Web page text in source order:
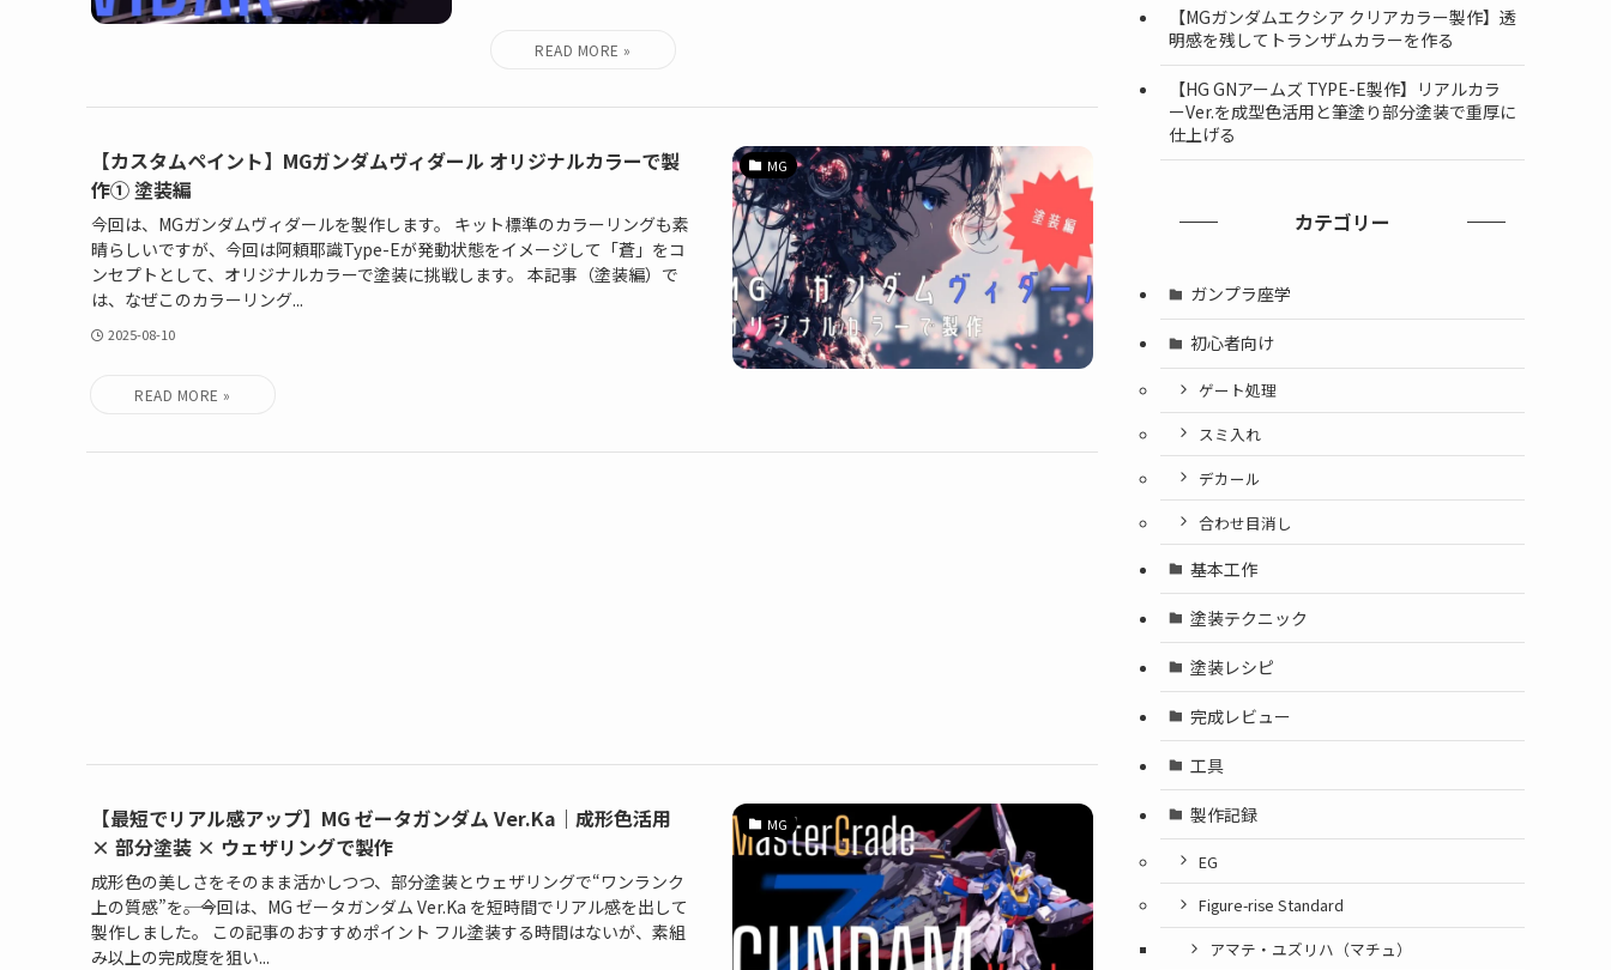
MG
【カスタムペイント】MGガンダムヴィダール オリジナルカラーで製
作① 塗装編
今回は、MGガンダムヴィダールを製作します。 キット標準のカラーリングも素
晴らしいですが、今回は阿頼耶識Type-Eが発動状態をイメージして「蒼」をコ
ンセプトとして、オリジナルカラーで塗装に挑戦します。 本記事（塗装編）で
は、なぜこのカラーリング...
2025-08-10
MG
【最短でリアル感アップ】MG ゼータガンダム Ver.Ka｜成形色活用
× 部分塗装 × ウェザリングで製作
成形色の美しさをそのまま活かしつつ、部分塗装とウェザリングで“ワンランク
上の質感”を――。今回は、MG ゼータガンダム Ver.Ka を短時間でリアル感を出して
製作しました。 この記事のおすすめポイント フル塗装する時間はないが、素組
み以上の完成度を狙い...
【MGガンダムエクシア クリアカラー製作】透
明感を残してトランザムカラーを作る
【HG GNアームズ TYPE-E製作】リアルカラ
ーVer.を成型色活用と筆塗り部分塗装で重厚に
仕上げる
カテゴリー
ガンプラ座学
初心者向け
ゲート処理
スミ入れ
デカール
合わせ目消し
基本工作
塗装テクニック
塗装レシピ
完成レビュー
工具
製作記録
EG
Figure-rise Standard
アマテ・ユズリハ（マチュ）